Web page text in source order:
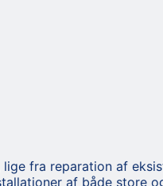
fra reparation af
af både store